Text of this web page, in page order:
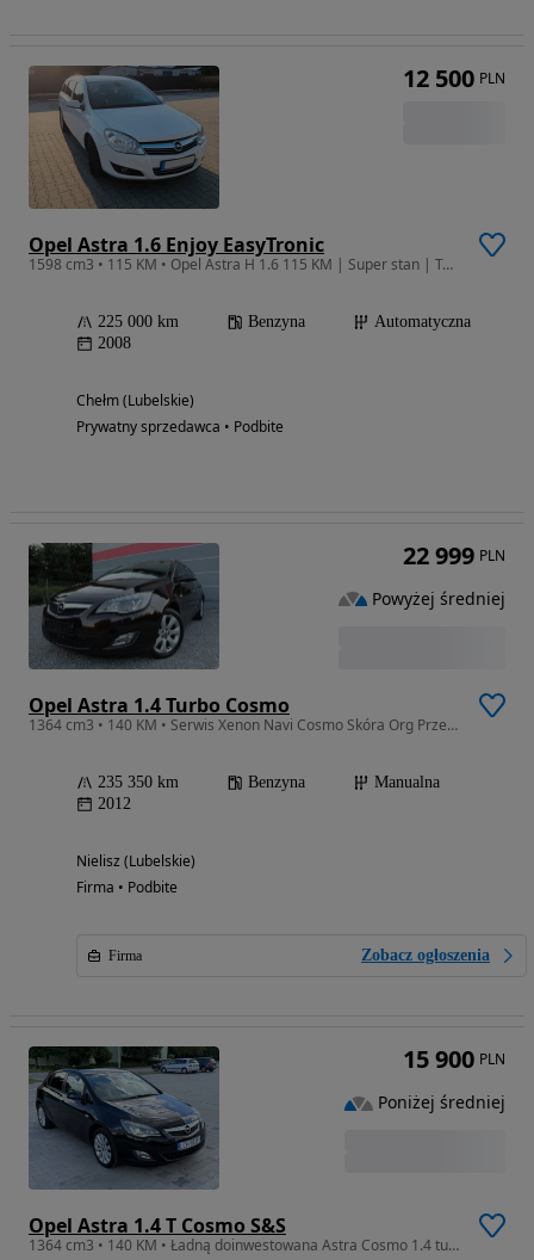
Opel Astra 1.6 Enjoy EasyTronic
1598 cm3 • 115 KM • Opel Astra H 1.6 115 KM | Super stan | Tempomat | SPORT | KLIMATYZACJA
225 000 km Benzyna
Automatyczna
2008
Chełm (Lubelskie)
Prywatny sprzedawca • Podbite
12 500 PLN
Opel Astra 1.4 Turbo Cosmo
1364 cm3 • 140 KM • Serwis Xenon Navi Cosmo Skóra Org Przebieg
235 350 km Benzyna
Manualna
2012
Nielisz (Lubelskie)
Firma • Podbite
Firma Zobacz ogłoszenia
22 999 PLN
Powyżej średniej
Opel Astra 1.4 T Cosmo S&S
1364 cm3 • 140 KM • Ładną doinwestowana Astra Cosmo 1.4 turbo LPG xenon skóra
15 900 PLN
Poniżej średniej